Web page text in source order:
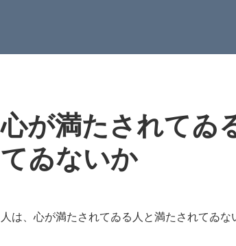
心が満たされてゐ
てゐないか
人は、心が満たされてゐる人と満たされてゐな